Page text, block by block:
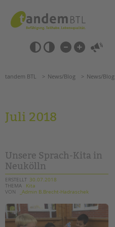
springen
Barrierefrei-
Einstellungen
überspringen
überspringen
Förderzentren
Kollegs
EFöB
Schulbezogene Sozialarbeit
Tagesgruppen
HILFEN ZUR ERZIEHUNG
Suchen
tandem BTL News/Blog News/Blog
Juli 2018
Unsere Sprach-Kita in
Neukölln
ERSTELLT 30.07.2018
THEMA
Kita
VON
_Admin B.Brecht-Hadraschek